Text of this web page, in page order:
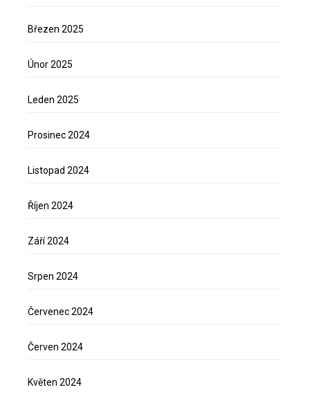
Březen 2025
Únor 2025
Leden 2025
Prosinec 2024
Listopad 2024
Říjen 2024
Září 2024
Srpen 2024
Červenec 2024
Červen 2024
Květen 2024